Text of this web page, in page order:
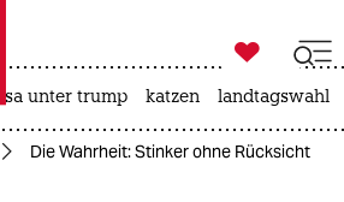
taz zahl ich
zahl ich

taz zahl ich
usa unter trump katzen landtagswahl
Die Wahrheit: Stinker ohne Rücksicht